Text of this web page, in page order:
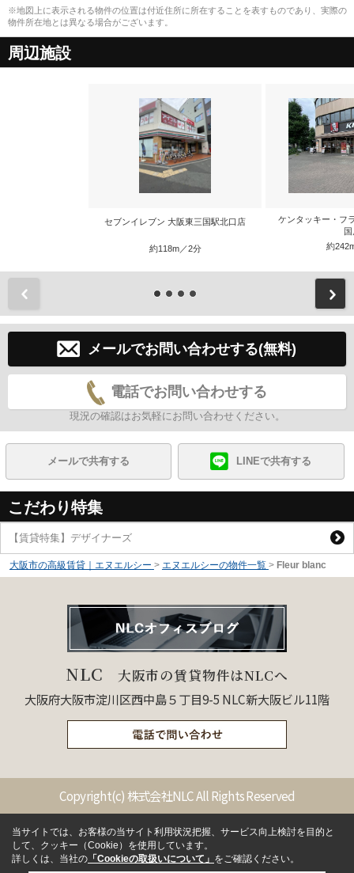
※地図上に表示される物件の位置は付近住所に所在することを表すものであり、実際の
物件所在地とは異なる場合がございます。
周辺施設
セブンイレブン 大阪東三国駅北口店
約118m／2分
ケンタッキー・フ
約
メールでお問い合わせする(無料)
電話でお問い合わせする
現況の確認はお気軽にお問い合わせください。
メールで共有する LINEで共有する
こだわり特集
【賃貸特集】デザイナーズ
大阪市の高級賃貸｜エヌエルシー > エヌエルシーの物件一覧 > Fleur blanc
NLC 大阪市の賃貸物件はNLCへ
大阪府大阪市淀川区西中島５丁目9-5 NLC新大阪ビル11階
Copyright(c) 株式会社NLC All Rights Reserved
当サイトでは、お客様の当サイト利用状況把握、サービス向上検討を目的と
して、クッキー（Cookie）を使用しています。
詳しくは、当社の 「Cookieの取扱いについて」 をご確認ください。